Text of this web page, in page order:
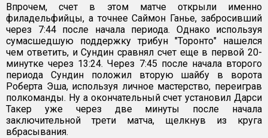
Впрочем, счет в этом матче открыли именно
филадельфийцы, а точнее Саймон Ганье, забросивший
через 7:44 после начала периода. Однако используя
сумасшедшую поддержку трибун "Торонто" нашелся
чем ответить, и Сундин сравнял счет еще в первой 20-
минутке через 13:24. Через 7:45 после начала второго
периода Сундин положил вторую шайбу в ворота
Роберта Эша, используя личное мастерство, переиграв
полкоманды. Ну а окончательный счет установил Дарси
Такер уже через две минуты после начала
заключительной трети матча, щелкнув из круга
вбрасывания.